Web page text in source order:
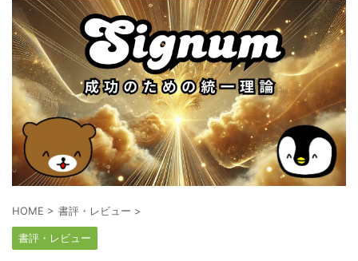
HOME > 書評・レビュー >
書評・レビュー